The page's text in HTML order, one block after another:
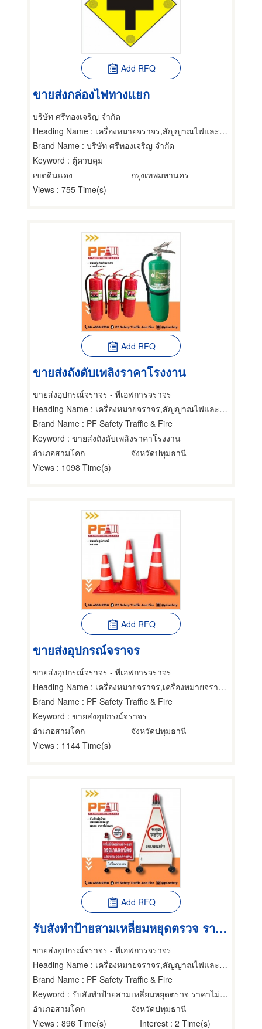
Add RFQ
ขายส่งกล่องไฟทางแยก
บริษัท ศรีทองเจริญ จำกัด
Heading Name : เครื่องหมายจราจร,สัญญาณไฟและอุปกรณ์จราจร,อุปกรณ์เสริมสร้างความปลอดภัย
Brand Name : บริษัท ศรีทองเจริญ จำกัด
Keyword : ตู้ควบคุม
เขตดินแดง
กรุงเทพมหานคร
Views : 755 Time(s)
Add RFQ
ขายส่งถังดับเพลิงราคาโรงงาน
ขายส่งอุปกรณ์จราจร - พีเอฟการจราจร
Heading Name : เครื่องหมายจราจร,สัญญาณไฟและอุปกรณ์จราจร,เครื่องหมายจราจร
Brand Name : PF Safety Traffic & Fire
Keyword : ขายส่งถังดับเพลิงราคาโรงงาน
อำเภอสามโคก
จังหวัดปทุมธานี
Views : 1098 Time(s)
Add RFQ
ขายส่งอุปกรณ์จราจร
ขายส่งอุปกรณ์จราจร - พีเอฟการจราจร
Heading Name : เครื่องหมายจราจร,เครื่องหมายจราจร,สัญญาณไฟและอุปกรณ์จราจร
Brand Name : PF Safety Traffic & Fire
Keyword : ขายส่งอุปกรณ์จราจร
อำเภอสามโคก
จังหวัดปทุมธานี
Views : 1144 Time(s)
Add RFQ
รับสังทำป้ายสามเหลี่ยมหยุดตรวจ ราคาไม่แพง
ขายส่งอุปกรณ์จราจร - พีเอฟการจราจร
Heading Name : เครื่องหมายจราจร,สัญญาณไฟและอุปกรณ์จราจร,เครื่องหมายจราจร
Brand Name : PF Safety Traffic & Fire
Keyword : รับสังทำป้ายสามเหลี่ยมหยุดตรวจ ราคาไม่แพง
อำเภอสามโคก
จังหวัดปทุมธานี
Views : 896 Time(s) Interest : 2 Time(s)